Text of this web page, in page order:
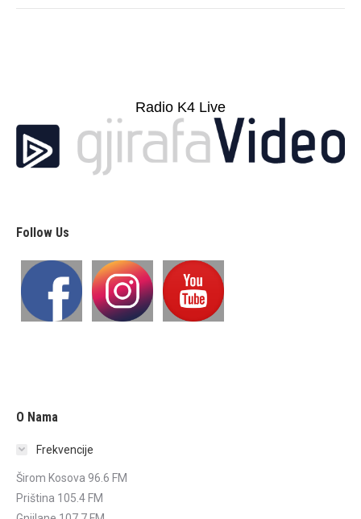
Radio K4 Live
Follow Us
O Nama
Frekvencije
Širom Kosova 96.6 FM
Priština 105.4 FM